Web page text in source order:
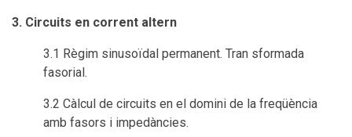
3. Circuits en corrent altern
3.1 Règim sinusoïdal permanent. Tran sformada
fasorial.
3.2 Càlcul de circuits en el domini de la freqüència
amb fasors i impedàncies.